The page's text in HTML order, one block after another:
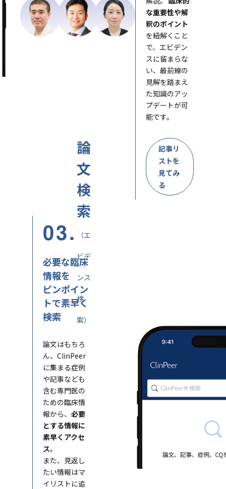
な重要性や解
釈のポイント
を紐解くこと
で、エビデン
スに留まらな
い、最前線の
見解を踏まえ
た知識のアッ
プデートが可
能です。
記事リ
ストを
見てみ
る
03.
論
文
検
索
（エ
ビデ
ンス
検
索）
必要な臨床
情報を
ピンポイン
トで素早く
検索
論文はもちろ
ん、ClinPeer
に集まる症例
や記事なども
含む専門医の
ための臨床情
報から、 必要
とする情報に
素早くアクセ
ス。
また、見返し
たい情報はマ
イリストに追